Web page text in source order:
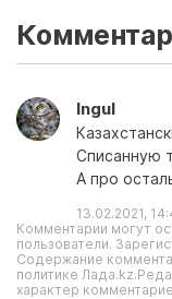
Ingul
Списанную
А про
13.02.2021,
Комментарии могут
пользователи.
Содержание
политике
характер